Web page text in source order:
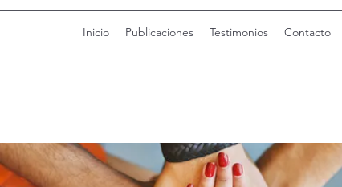
Inicio Publicaciones Testimonios Contacto